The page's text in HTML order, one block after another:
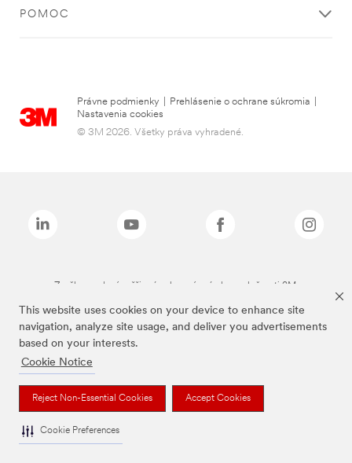
This website uses cookies on your device to enhance site
navigation, analyze site usage, and deliver you advertisements
based on your interests.
Cookie Notice
Reject Non-Essential Cookies Accept Cookies
Cookie Preferences
POMOC
Právne podmienky Prehlásenie o ochrane súkromia
Nastavenia cookies
© 3M 2026. Všetky práva vyhradené.
Značky uvedené vyššie sú ochranné známky spoločnosti 3M.